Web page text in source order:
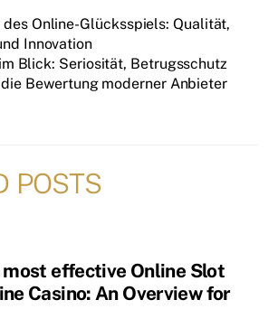
des Online-Glücksspiels: Qualität,
Innovation
Blick: Seriosität, Betrugsschutz
Bewertung moderner Anbieter
POSTS
effective Online Slot
Casino: An Overview for